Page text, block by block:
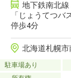
地下鉄南北
「じょうてつバ
停歩4分
北海道札幌市
駐車場あり